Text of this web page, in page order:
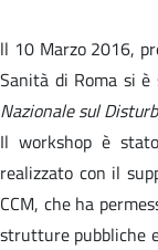
ll 10 Marzo 2016,
Sanità di Roma si
Nazionale sul
Il workshop è
realizzato con il
CCM, che ha
strutture pubbliche